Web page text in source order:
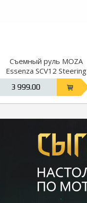
Съемный руль MOZA
Essenza SCV12 Steering
Wheel
3 999.00